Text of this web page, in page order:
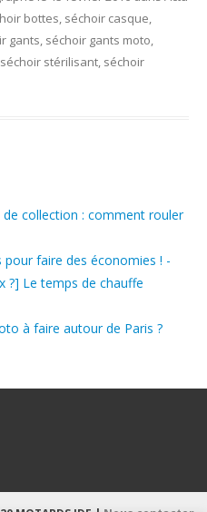
bottes, séchoir casque,
gants, séchoir gants moto,
séchoir stérilisant, séchoir
collection : comment rouler
faire des économies ! -
?] Le temps de chauffe
à faire autour de Paris ?